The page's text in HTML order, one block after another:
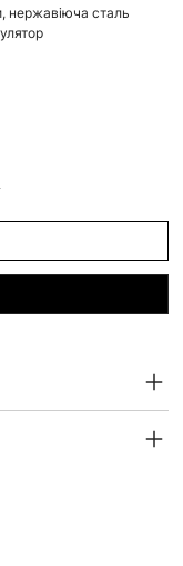
нержавіюча сталь